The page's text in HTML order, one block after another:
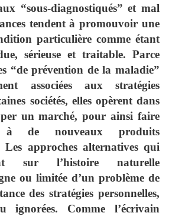
“sous-diagnostiqués” et mal
tendent à promouvoir une
particulière comme étant
sérieuse et traitable. Parce
“de prévention de la maladie”
associées aux stratégies
sociétés, elles opèrent dans
un marché, pour ainsi faire
de nouveaux produits
Les approches alternatives qui
sur l’histoire naturelle
ou limitée d’un problème de
des stratégies personnelles,
ignorées. Comme l’écrivain